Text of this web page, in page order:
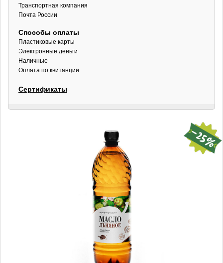
Транспортная компания
Почта России
Способы оплаты
Пластиковые карты
Электронные деньги
Наличные
Оплата по квитанции
Сертификаты